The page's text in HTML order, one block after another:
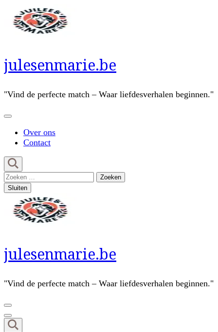
naar
inhoud
Enter)
julesenmarie.be
"Vind de perfecte match – Waar liefdesverhalen beginnen."
Over ons
Contact
Zoeken
naar:
Sluiten
julesenmarie.be
"Vind de perfecte match – Waar liefdesverhalen beginnen."